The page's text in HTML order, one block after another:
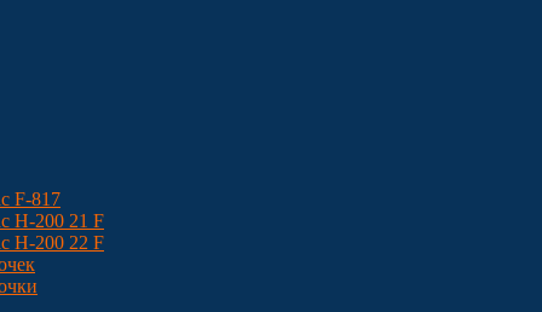
F-817
H-200 21 F
H-200 22 F